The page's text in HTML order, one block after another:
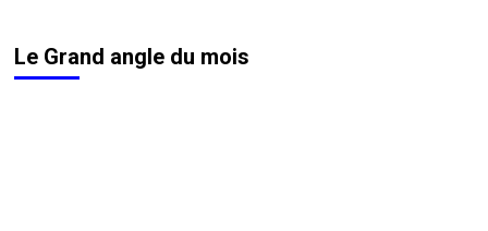
Le Grand angle du mois